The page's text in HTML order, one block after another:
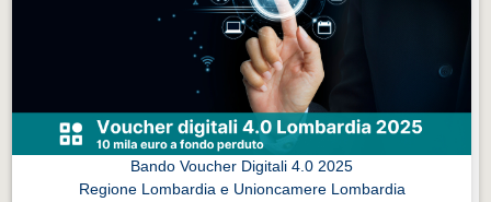
Eventi Vigevano
Eventi Pavia
Bando Voucher Digitali 4.0 2025
Regione Lombardia e Unioncamere Lombardia